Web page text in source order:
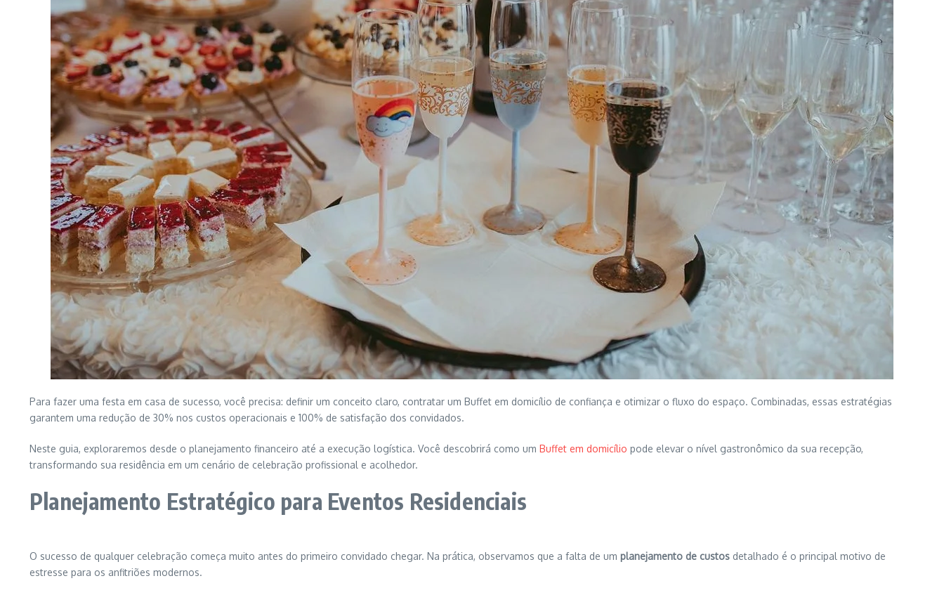
Para fazer uma festa em casa de sucesso, você precisa: definir um conceito claro, contratar um Buffet em domicílio de confiança e otimizar o fluxo do espaço. Combinadas, essas estratégias
garantem uma redução de 30% nos custos operacionais e 100% de satisfação dos convidados.
Neste guia, exploraremos desde o planejamento financeiro até a execução logística. Você descobrirá como um Buffet em domicílio pode elevar o nível gastronômico da sua recepção,
transformando sua residência em um cenário de celebração profissional e acolhedor.
Planejamento Estratégico para Eventos Residenciais
O sucesso de qualquer celebração começa muito antes do primeiro convidado chegar. Na prática, observamos que a falta de um planejamento de custos detalhado é o principal motivo de
estresse para os anfitriões modernos.